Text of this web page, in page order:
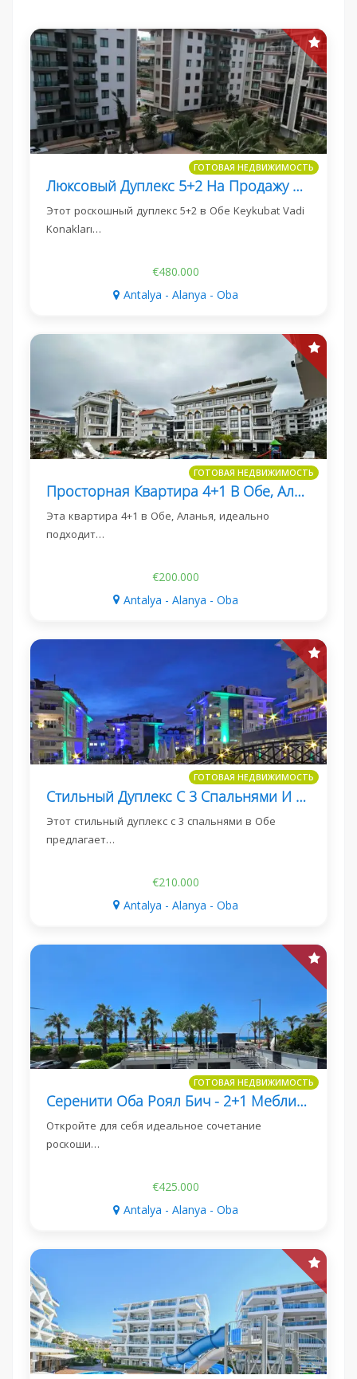
ГОТОВАЯ НЕДВИЖИМОСТЬ
Люксовый Дуплекс 5+2 На Продажу В Обе Keykubat Vadi Konakları
Этот роскошный дуплекс 5+2 в Обе Keykubat Vadi
Konakları…
€480.000
Antalya - Alanya - Oba
ГОТОВАЯ НЕДВИЖИМОСТЬ
Просторная Квартира 4+1 В Обе, Аланья
Эта квартира 4+1 в Обе, Аланья, идеально
подходит…
€200.000
Antalya - Alanya - Oba
ГОТОВАЯ НЕДВИЖИМОСТЬ
Стильный Дуплекс С 3 Спальнями И Видом На Море В Обе
Этот стильный дуплекс с 3 спальнями в Обе
предлагает…
€210.000
Antalya - Alanya - Oba
ГОТОВАЯ НЕДВИЖИМОСТЬ
Серенити Оба Роял Бич - 2+1 Меблированная Квартира С Прямым Видом На Море
Откройте для себя идеальное сочетание
роскоши…
€425.000
Antalya - Alanya - Oba